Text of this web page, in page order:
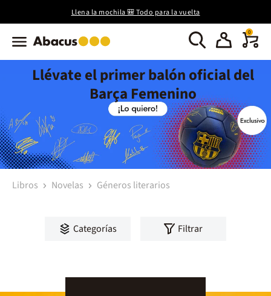
Llena la mochila 🎒 Todo para la vuelta
0
Llévate el primer balón oficial del
Barça Femenino
Libros Novelas Géneros literarios
Categorías Filtrar